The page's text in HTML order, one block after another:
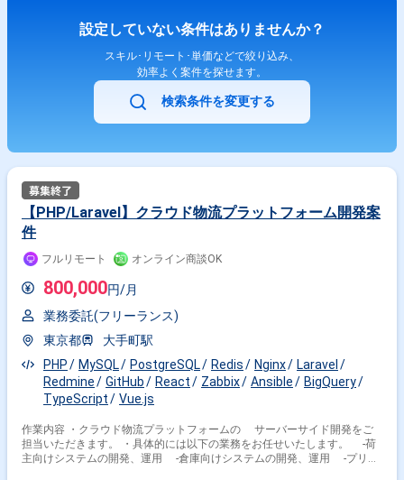
設定していない条件はありませんか？
スキル･リモート･単価などで絞り込み、
効率よく案件を探せます。
検索条件を変更する
【PHP/Laravel】クラウド物流プラットフォーム開発案
件
フルリモート オンライン商談OK
800,000円/月
業務委託(フリーランス)
東京都
大手町駅
PHP
MySQL PostgreSQL Redis Nginx
Laravel
Redmine
GitHub React Zabbix Ansible
BigQuery
TypeScript
Vue.js
作業内容 ・クラウド物流プラットフォームの サーバーサイド開発をご
担当いただきます。 ・具体的には以下の業務をお任せいたします。 -荷
主向けシステムの開発、運用 -倉庫向けシステムの開発、運用 -プリン